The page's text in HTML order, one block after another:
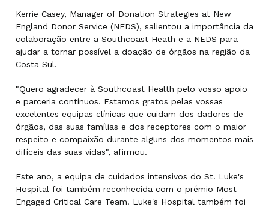
Kerrie Casey, Manager of Donation Strategies at New
England Donor Service (NEDS), salientou a importância da
colaboração entre a Southcoast Heath e a NEDS para
ajudar a tornar possível a doação de órgãos na região da
Costa Sul.
"Quero agradecer à Southcoast Health pelo vosso apoio
e parceria contínuos. Estamos gratos pelas vossas
excelentes equipas clínicas que cuidam dos dadores de
órgãos, das suas famílias e dos receptores com o maior
respeito e compaixão durante alguns dos momentos mais
difíceis das suas vidas", afirmou.
Este ano, a equipa de cuidados intensivos do St. Luke's
Hospital foi também reconhecida com o prémio Most
Engaged Critical Care Team. Luke's Hospital também foi